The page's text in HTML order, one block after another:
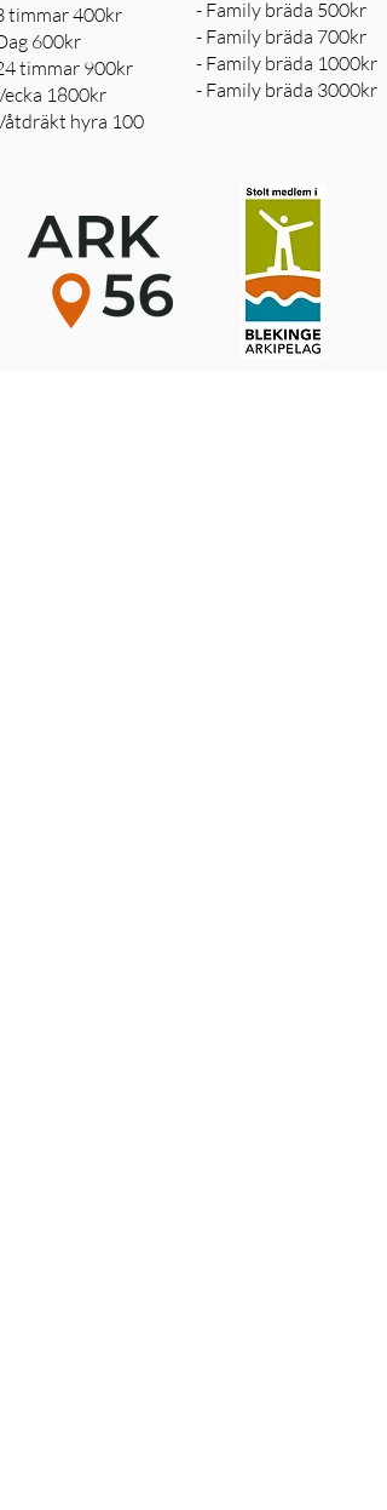
timmar 400kr
600kr
timmar 900kr
1800kr
hyra 100
- Family bräda 500kr
- Family bräda 700kr
- Family bräda 1000kr
- Family bräda 3000kr